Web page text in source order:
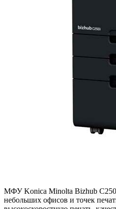
МФУ Konica Minolta Bizhub C250i
небольших офисов и точек